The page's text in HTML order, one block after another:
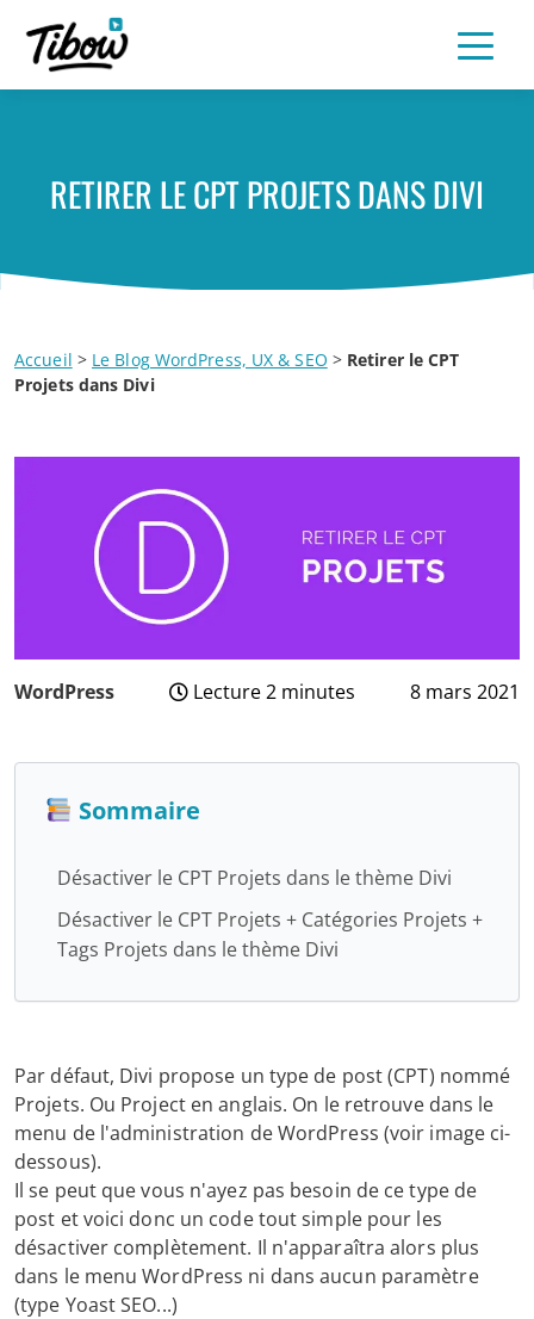
RETIRER LE CPT PROJETS DANS DIVI
Accueil > Le Blog WordPress, UX & SEO > Retirer le CPT
Projets dans Divi
WordPress Lecture 2 minutes 8 mars 2021
3
Sommaire
Désactiver le CPT Projets dans le thème Divi
Désactiver le CPT Projets + Catégories Projets +
Tags Projets dans le thème Divi
Par défaut, Divi propose un type de post (CPT) nommé
Projets. Ou Project en anglais. On le retrouve dans le
menu de l'administration de WordPress (voir image ci-
dessous).
Il se peut que vous n'ayez pas besoin de ce type de
post et voici donc un code tout simple pour les
désactiver complètement. Il n'apparaîtra alors plus
dans le menu WordPress ni dans aucun paramètre
(type Yoast SEO...)